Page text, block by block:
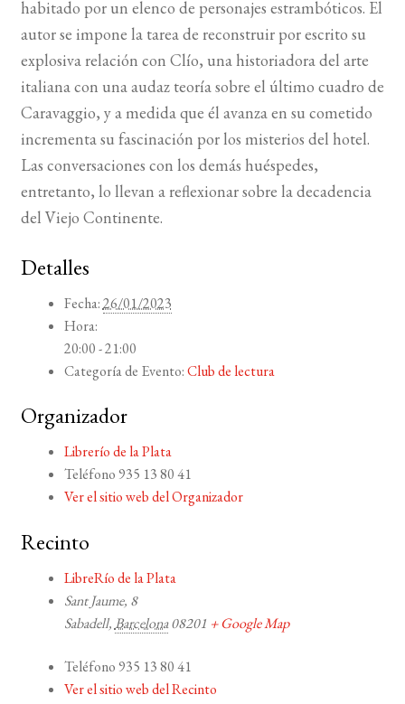
habitado por un elenco de personajes estrambóticos. El
autor se impone la tarea de reconstruir por escrito su
explosiva relación con Clío, una historiadora del arte
italiana con una audaz teoría sobre el último cuadro de
Caravaggio, y a medida que él avanza en su cometido
incrementa su fascinación por los misterios del hotel.
Las conversaciones con los demás huéspedes,
entretanto, lo llevan a reflexionar sobre la decadencia
del Viejo Continente.
Detalles
Fecha:26/01/2023
Hora:
20:00 - 21:00
Categoría de Evento:Club de lectura
Organizador
Librerío de la Plata
Teléfono 935 13 80 41
Ver el sitio web del Organizador
Recinto
LibreRío de la Plata
Sant Jaume, 8
Sabadell,Barcelona 08201 + Google Map
Teléfono 935 13 80 41
Ver el sitio web del Recinto